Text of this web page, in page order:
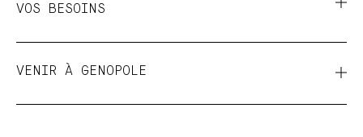
VOS BESOINS
VENIR À GENOPOLE